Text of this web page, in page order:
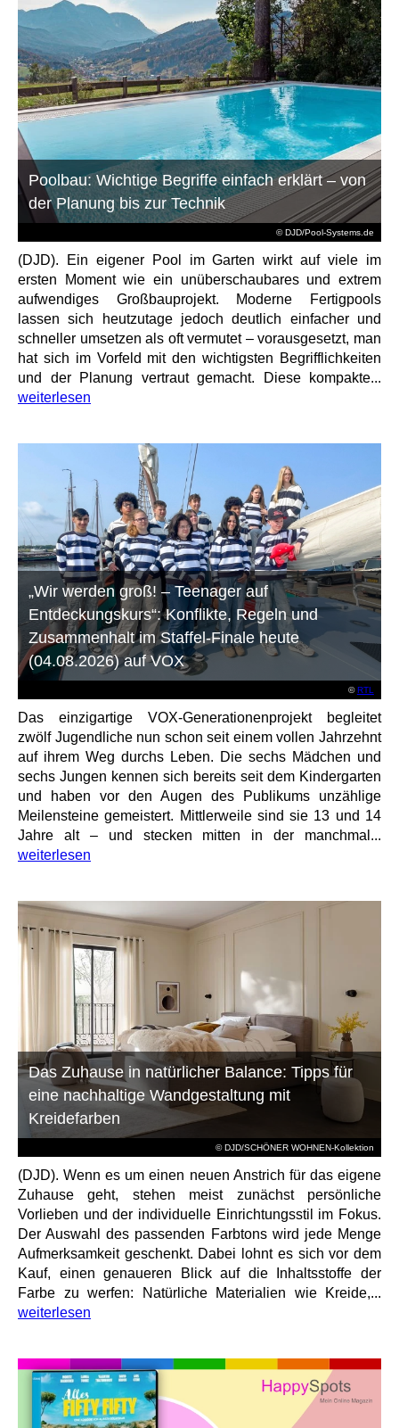
© DJD/Pool-Systems.de
Poolbau: Wichtige Begriffe einfach erklärt – von
der Planung bis zur Technik
(DJD). Ein eigener Pool im Garten wirkt auf viele im
ersten Moment wie ein unüberschaubares und extrem
aufwendiges Großbauprojekt. Moderne Fertigpools
lassen sich heutzutage jedoch deutlich einfacher und
schneller umsetzen als oft vermutet – vorausgesetzt, man
hat sich im Vorfeld mit den wichtigsten Begrifflichkeiten
und der Planung vertraut gemacht. Diese kompakte...
weiterlesen
©RTL
„Wir werden groß! – Teenager auf
Entdeckungskurs“: Konflikte, Regeln und
Zusammenhalt im Staffel-Finale heute
(04.08.2026) auf VOX
Das einzigartige VOX-Generationenprojekt begleitet
zwölf Jugendliche nun schon seit einem vollen Jahrzehnt
auf ihrem Weg durchs Leben. Die sechs Mädchen und
sechs Jungen kennen sich bereits seit dem Kindergarten
und haben vor den Augen des Publikums unzählige
Meilensteine gemeistert. Mittlerweile sind sie 13 und 14
Jahre alt – und stecken mitten in der manchmal...
weiterlesen
© DJD/SCHÖNER WOHNEN-Kollektion
Das Zuhause in natürlicher Balance: Tipps für
eine nachhaltige Wandgestaltung mit
Kreidefarben
(DJD). Wenn es um einen neuen Anstrich für das eigene
Zuhause geht, stehen meist zunächst persönliche
Vorlieben und der individuelle Einrichtungsstil im Fokus.
Der Auswahl des passenden Farbtons wird jede Menge
Aufmerksamkeit geschenkt. Dabei lohnt es sich vor dem
Kauf, einen genaueren Blick auf die Inhaltsstoffe der
Farbe zu werfen: Natürliche Materialien wie Kreide,...
weiterlesen